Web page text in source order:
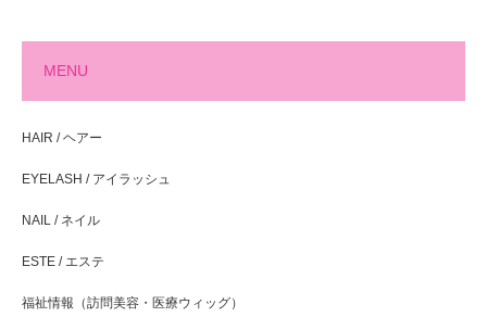
MENU
HAIR / ヘアー
EYELASH / アイラッシュ
NAIL / ネイル
ESTE / エステ
福祉情報（訪問美容・医療ウィッグ）